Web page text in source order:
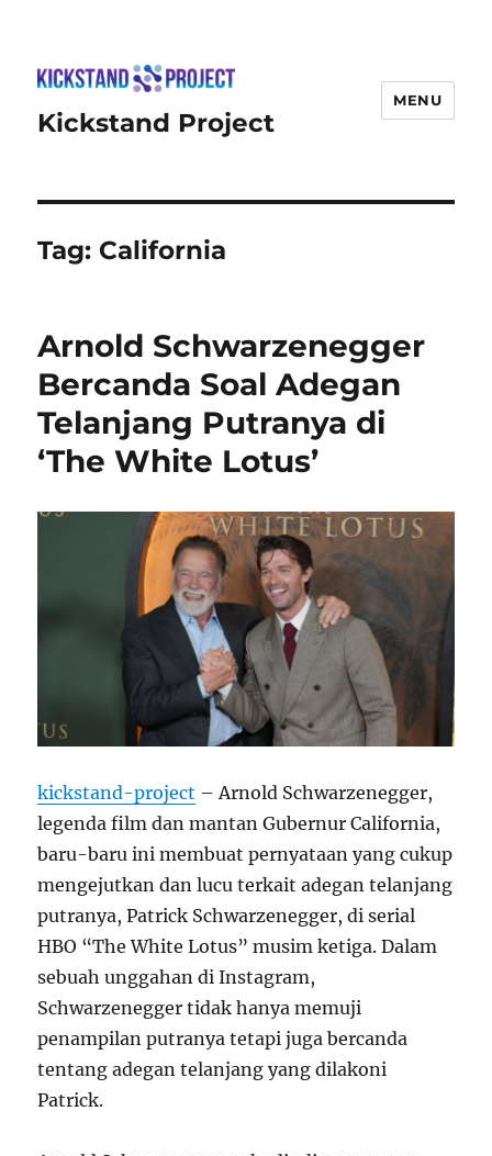
Kickstand Project
MENU
Tag: California
Arnold Schwarzenegger
Bercanda Soal Adegan
Telanjang Putranya di
‘The White Lotus’
kickstand-project – Arnold Schwarzenegger,
legenda film dan mantan Gubernur California,
baru-baru ini membuat pernyataan yang cukup
mengejutkan dan lucu terkait adegan telanjang
putranya, Patrick Schwarzenegger, di serial
HBO “The White Lotus” musim ketiga. Dalam
sebuah unggahan di Instagram,
Schwarzenegger tidak hanya memuji
penampilan putranya tetapi juga bercanda
tentang adegan telanjang yang dilakoni
Patrick.